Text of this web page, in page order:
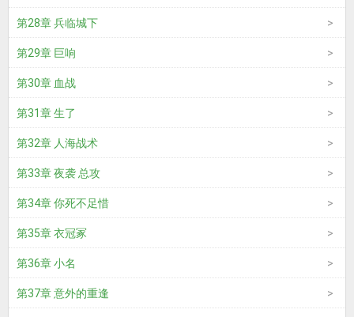
第28章 兵临城下
第29章 巨响
第30章 血战
第31章 生了
第32章 人海战术
第33章 夜袭 总攻
第34章 你死不足惜
第35章 衣冠冢
第36章 小名
第37章 意外的重逢